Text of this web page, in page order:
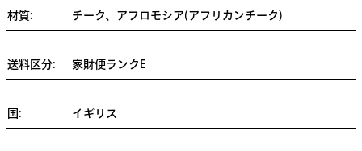
材質: チーク、アフロモシア(アフリカンチーク)
送料区分: 家財便ランクE
国: イギリス